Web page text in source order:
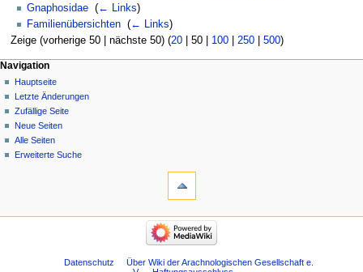
Gnaphosidae (← Links)
Familienübersichten (← Links)
Zeige (vorherige 50| nächste 50) (20| 50| 100| 250| 500)
Navigation
Hauptseite
Letzte Änderungen
Zufällige Seite
Neue Seiten
Alle Seiten
Erweiterte Suche
Datenschutz
Über Wiki der Arachnologischen Gesellschaft e.